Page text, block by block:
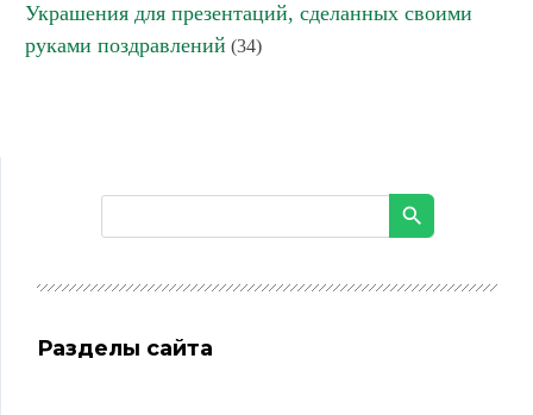
Украшения для презентаций, сделанных своими
руками поздравлений (34)
Разделы сайта